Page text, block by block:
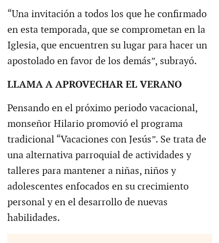
“Una invitación a todos los que he confirmado
en esta temporada, que se comprometan en la
Iglesia, que encuentren su lugar para hacer un
apostolado en favor de los demás”, subrayó.
LLAMA A APROVECHAR EL VERANO
Pensando en el próximo periodo vacacional,
monseñor Hilario promovió el programa
tradicional “Vacaciones con Jesús”. Se trata de
una alternativa parroquial de actividades y
talleres para mantener a niñas, niños y
adolescentes enfocados en su crecimiento
personal y en el desarrollo de nuevas
habilidades.